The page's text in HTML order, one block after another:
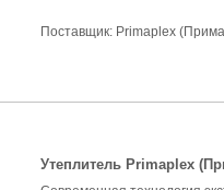
Поставщик: Primaplex
Утеплитель Primaplex